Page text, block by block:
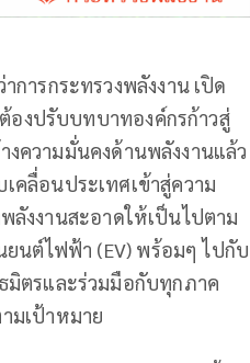
ารกระทรวงพลังงาน เปิด
องปรับบทบาทองค์กรก้าวสู่
งความมั่นคงด้านพลังงานแล้ว
คลื่อนประเทศเข้าสู่ความ
ลังงานสะอาดให้เป็นไปตาม
ยนต์ไฟฟ้า (EV) พร้อมๆ ไปกับ
มิตรและร่วมมือกับทุกภาค
มเป้าหมาย